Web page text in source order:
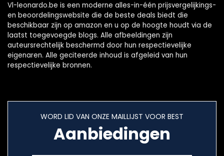
Vl-leonardo.be is een moderne alles-in-één prijsvergelijkings-
en beoordelingswebsite die de beste deals biedt die
beschikbaar zijn op amazon en u op de hoogte houdt via de
laatst toegevoegde blogs. Alle afbeeldingen zijn
auteursrechtelijk beschermd door hun respectievelijke
eigenaren. Alle geciteerde inhoud is afgeleid van hun
respectievelijke bronnen.
WORD LID VAN ONZE MAILLIJST VOOR BEST
Aanbiedingen